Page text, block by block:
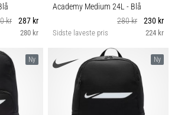
kr
287 kr
280 kr
Academy Medium 24L - Blå
280 kr
230 kr
Sidste laveste pris 224 kr
Ny Ny